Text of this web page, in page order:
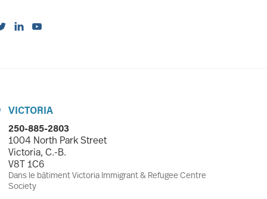
 
VICTORIA
250-885-2803
1004 North Park Street
Victoria, C.-B.
V8T 1C6
Dans le bâtiment Victoria Immigrant & Refugee Centre
Society